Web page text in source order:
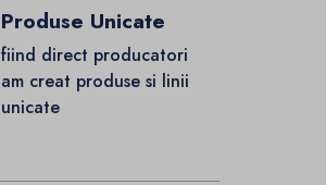
Produse Unicate
fiind direct producatori
am creat produse si linii
unicate